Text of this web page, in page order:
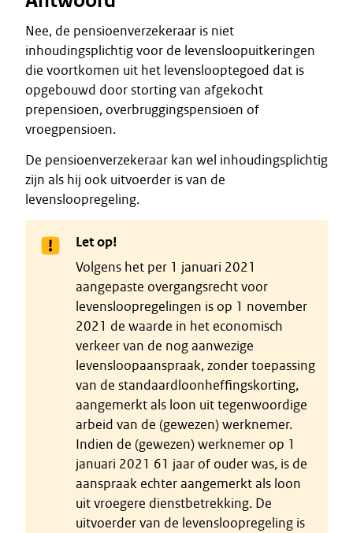
Nee, de pensioenverzekeraar is niet
inhoudingsplichtig voor de levensloopuitkeringen
die voortkomen uit het levenslooptegoed dat is
opgebouwd door storting van afgekocht
prepensioen, overbruggingspensioen of
vroegpensioen.
De pensioenverzekeraar kan wel inhoudingsplichtig
zijn als hij ook uitvoerder is van de
levensloopregeling.
Let op!
Volgens het per 1 januari 2021
aangepaste overgangsrecht voor
levensloopregelingen is op 1 november
2021 de waarde in het economisch
verkeer van de nog aanwezige
levensloopaanspraak, zonder toepassing
van de standaardloonheffingskorting,
aangemerkt als loon uit tegenwoordige
arbeid van de (gewezen) werknemer.
Indien de (gewezen) werknemer op 1
januari 2021 61 jaar of ouder was, is de
aanspraak echter aangemerkt als loon
uit vroegere dienstbetrekking. De
uitvoerder van de levensloopregeling is